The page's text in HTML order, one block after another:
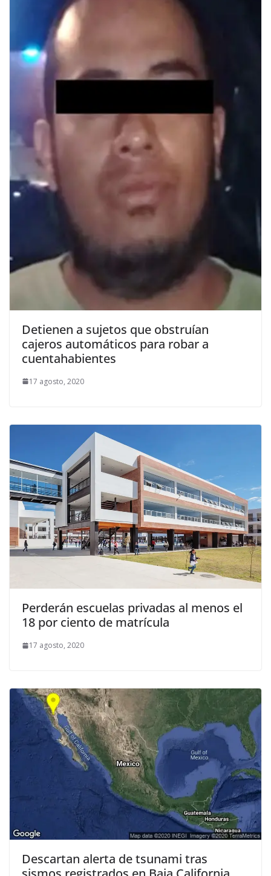
Detienen a sujetos que obstruían
cajeros automáticos para robar a
cuentahabientes
17 agosto, 2020
Perderán escuelas privadas al menos el
18 por ciento de matrícula
17 agosto, 2020
Descartan alerta de tsunami tras